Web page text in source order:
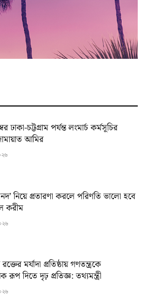
ঢাকা-চট্টগ্রাম পর্যন্ত লংমার্চ কর্মসূচির
আমির
নিয়ে প্রতারণা করলে পরিণতি ভালো হবে
করীম
মর্যাদা প্রতিষ্ঠায় গণতন্ত্রকে
রূপ দিতে দৃঢ় প্রতিজ্ঞ: তথ্যমন্ত্রী